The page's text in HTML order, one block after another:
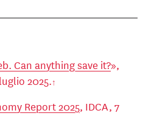
Can anything save it?»,
2025.
Report 2025, IDCA, 7